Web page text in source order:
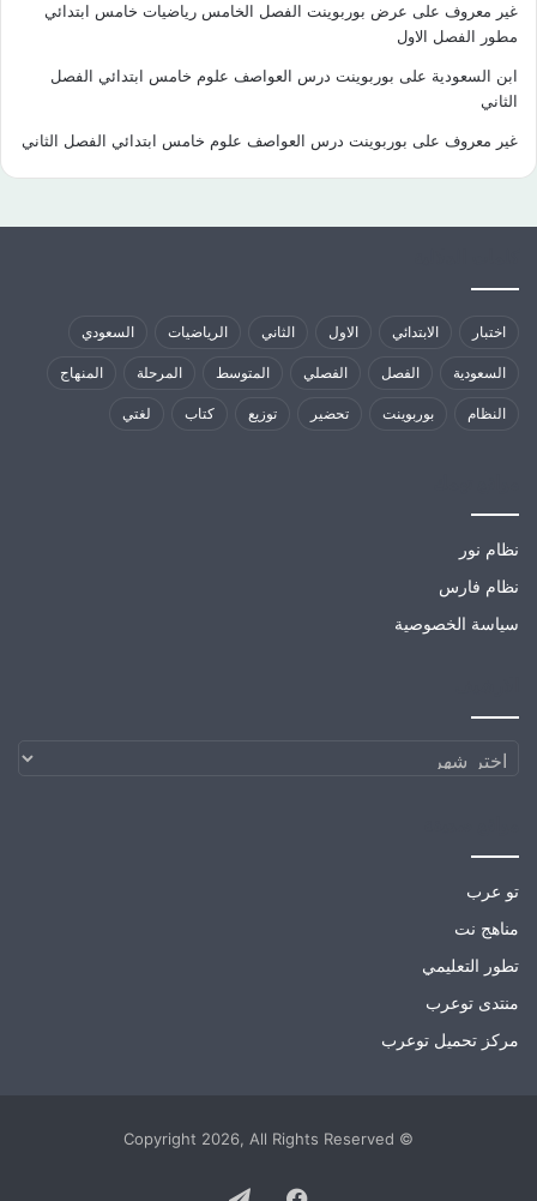
غير معروف على عرض بوربوينت الفصل الخامس رياضيات خامس ابتدائي
مطور الفصل الاول
ابن السعودية على بوربوينت درس العواصف علوم خامس ابتدائي الفصل
الثاني
غير معروف على بوربوينت درس العواصف علوم خامس ابتدائي الفصل الثاني
اختبار الابتدائي الاول الثاني الرياضيات السعودي
السعودية الفصل الفصلي المتوسط المرحلة المنهاج
النظام بوربوينت تحضير توزيع كتاب لغتي
نظام نور
نظام فارس
سياسة الخصوصية
الارشيف
تو عرب
مناهج نت
تطور التعليمي
منتدى توعرب
مركز تحميل توعرب
© Copyright 2026, All Rights Reserved